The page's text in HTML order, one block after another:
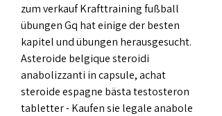
zum verkauf Krafttraining fußball
übungen Gq hat einige der besten
kapitel und übungen herausgesucht.
Asteroide belgique steroidi
anabolizzanti in capsule, achat
steroide espagne bästa testosteron
tabletter - Kaufen sie legale anabole